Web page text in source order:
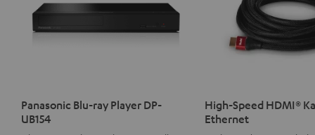
Panasonic Blu-ray Player DP-
UB154
High-Speed HDMI®
Ethernet